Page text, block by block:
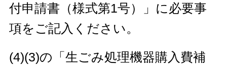
付申請書（様式第1号）」に必要事
項をご記入ください。
(4)(3)の「生ごみ処理機器購入費補